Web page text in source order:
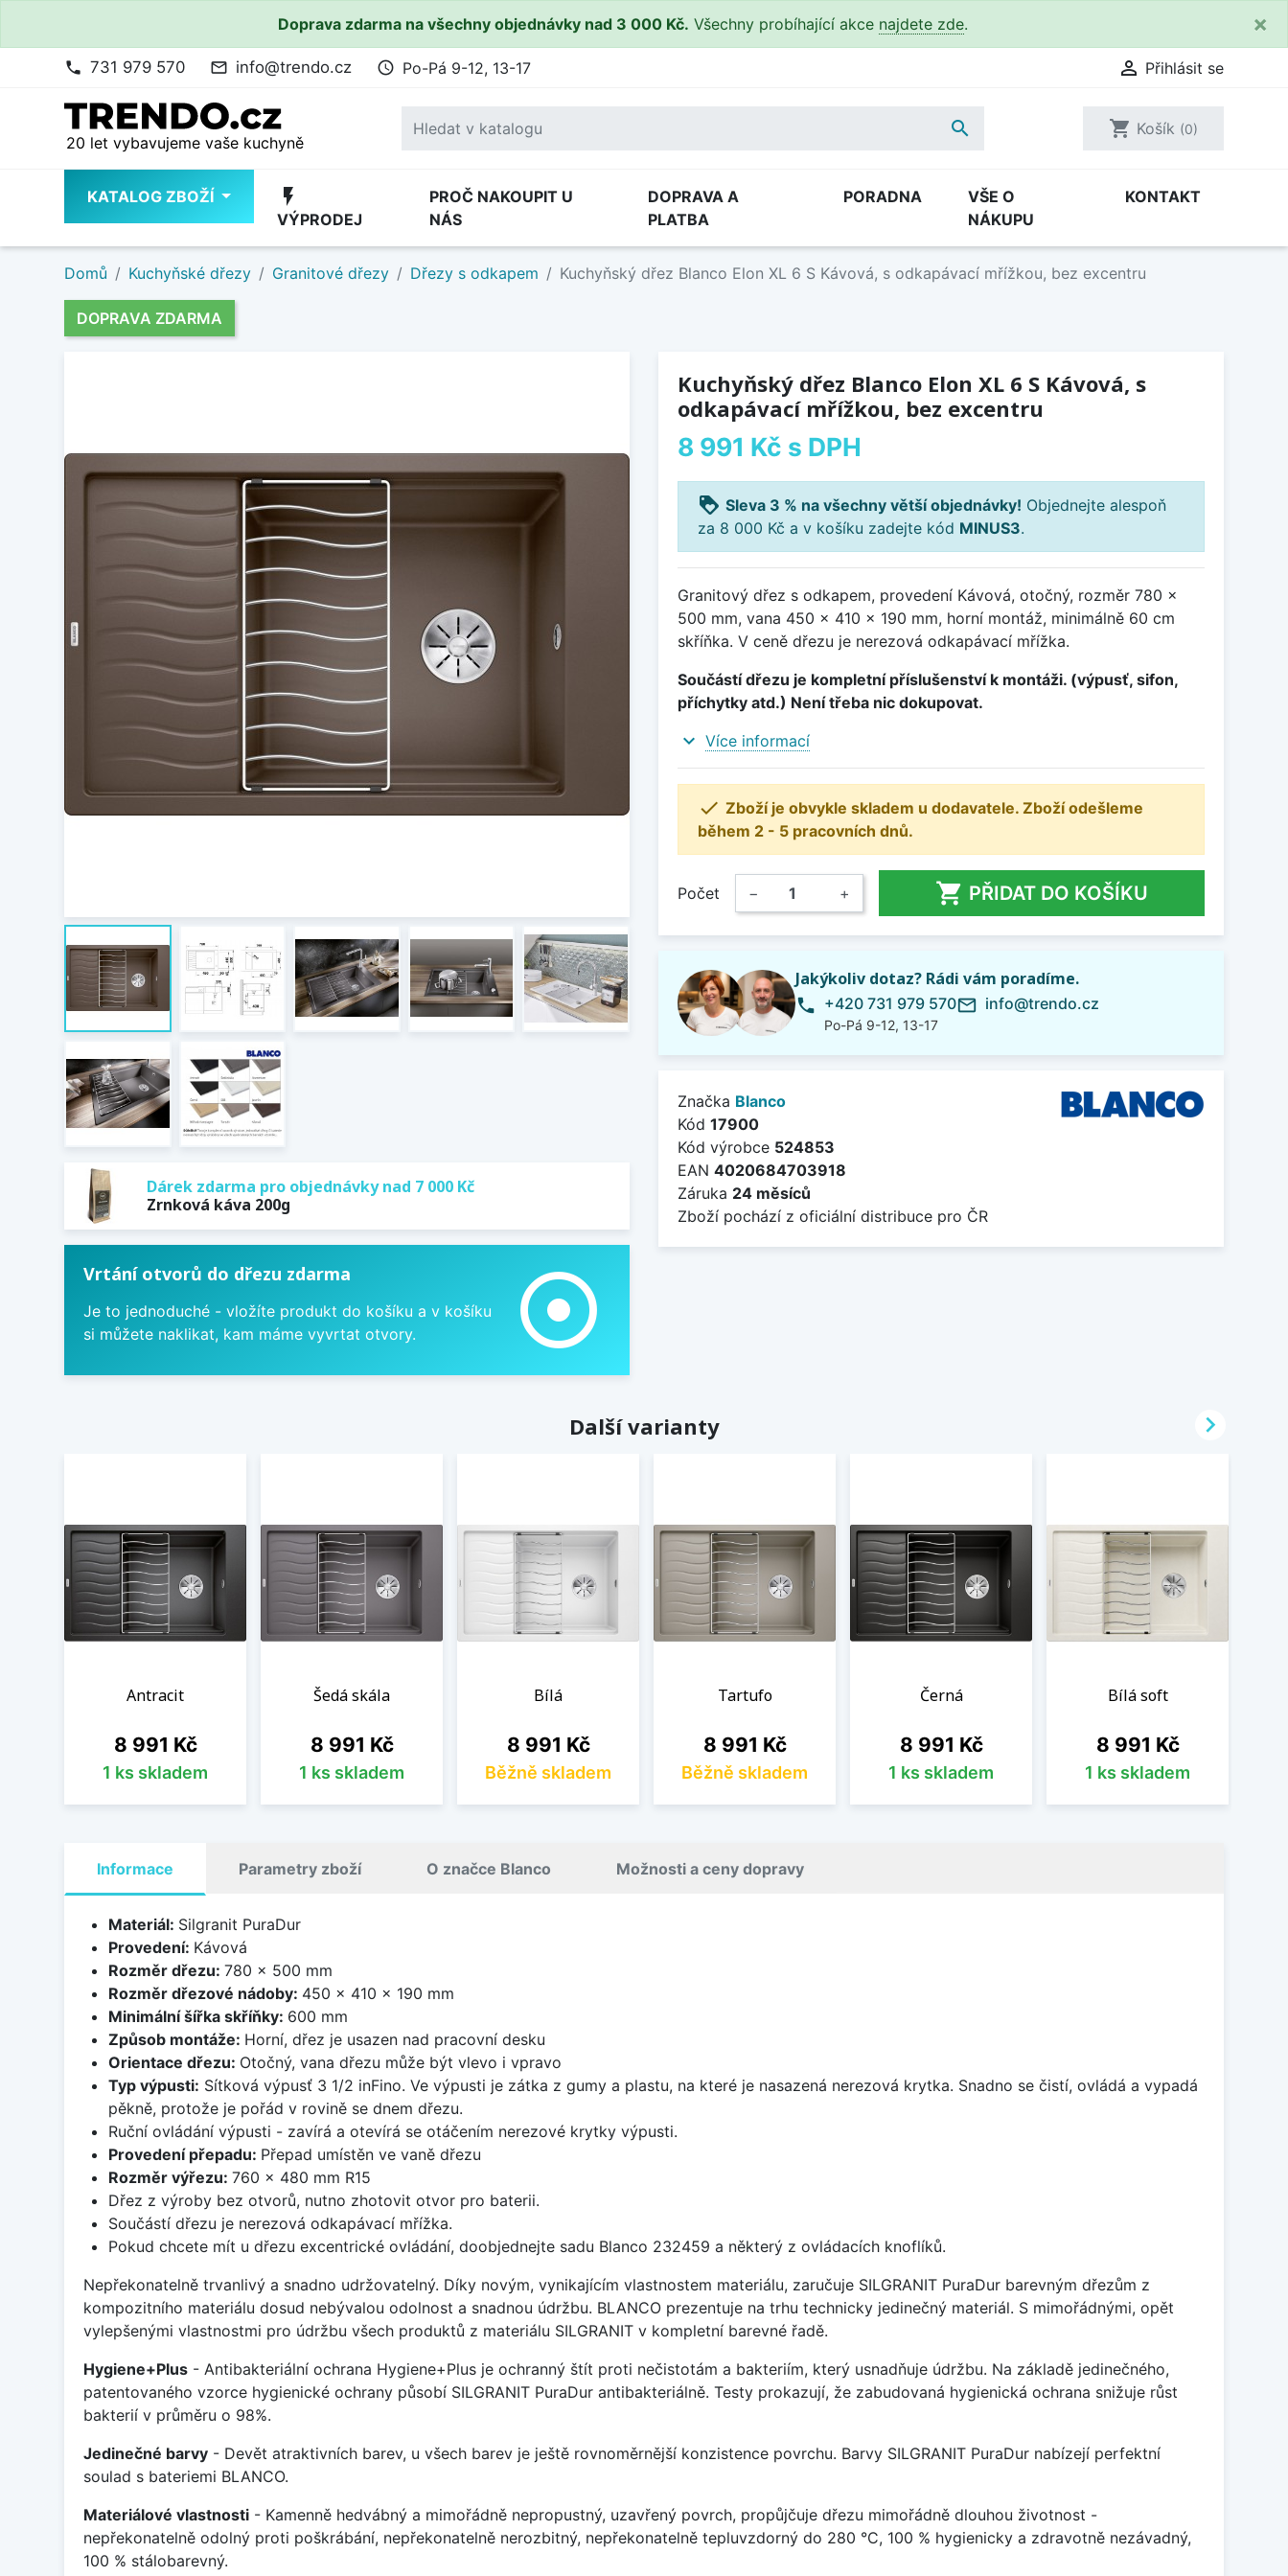
Doprava zdarma na všechny objednávky nad 3 000 Kč. Všechny probíhající akce najdete zde. ×
phone 731 979 570 mail_outline info@trendo.cz access_time Po-Pá 9-12, 13-17  Přihlásit se
20 let vybavujeme vaše kuchyně
 shopping_cart Košík (0)
KATALOG ZBOŽÍ flash_on
VÝPRODEJ
PROČ NAKOUPIT U
NÁS
DOPRAVA A
PLATBA
PORADNA
VŠE O
NÁKUPU
KONTAKT
Domů Kuchyňské dřezy Granitové dřezy Dřezy s odkapem Kuchyňský dřez Blanco Elon XL 6 S Kávová, s odkapávací mřížkou, bez excentru
DOPRAVA ZDARMA
Dárek zdarma pro objednávky nad 7 000 Kč
Zrnková káva 200g
Vrtání otvorů do dřezu zdarma
Je to jednoduché - vložíte produkt do košíku a v košíku
si můžete naklikat, kam máme vyvrtat otvory.
adjust
Kuchyňský dřez Blanco Elon XL 6 S Kávová, s
odkapávací mřížkou, bez excentru
8 991 Kč s DPH
loyalty Sleva 3 % na všechny větší objednávky! Objednejte alespoň
za 8 000 Kč a v košíku zadejte kód MINUS3.
Granitový dřez s odkapem, provedení Kávová, otočný, rozměr 780 x
500 mm, vana 450 x 410 x 190 mm, horní montáž, minimálně 60 cm
skříňka. V ceně dřezu je nerezová odkapávací mřížka.
Součástí dřezu je kompletní příslušenství k montáži. (výpusť, sifon,
příchytky atd.) Není třeba nic dokupovat.
expand_more Více informací
 Zboží je obvykle skladem u dodavatele. Zboží odešleme
během 2 - 5 pracovních dnů.
Počet − +  PŘIDAT DO KOŠÍKU
Jakýkoliv dotaz? Rádi vám poradíme.
phone +420 731 979 570
Po-Pá 9-12, 13-17
mail_outline info@trendo.cz
Značka Blanco
Kód 17900
Kód výrobce 524853
EAN 4020684703918
Záruka 24 měsíců
Zboží pochází z oficiální distribuce pro ČR
Další varianty
Antracit
Cena
8 991 Kč
1 ks skladem
Šedá skála
Cena
8 991 Kč
1 ks skladem
Bílá
Cena
8 991 Kč
Běžně skladem
Tartufo
Cena
8 991 Kč
Běžně skladem
Černá
Cena
8 991 Kč
1 ks skladem
Bílá soft
Cena
8 991 Kč
1 ks skladem

Informace Parametry zboží O značce Blanco Možnosti a ceny dopravy
Materiál: Silgranit PuraDur
Provedení: Kávová
Rozměr dřezu: 780 x 500 mm
Rozměr dřezové nádoby: 450 x 410 x 190 mm
Minimální šířka skříňky: 600 mm
Způsob montáže: Horní, dřez je usazen nad pracovní desku
Orientace dřezu: Otočný, vana dřezu může být vlevo i vpravo
Typ výpusti: Sítková výpusť 3 1/2 inFino. Ve výpusti je zátka z gumy a plastu, na které je nasazená nerezová krytka. Snadno se čistí, ovládá a vypadá
pěkně, protože je pořád v rovině se dnem dřezu.
Ruční ovládání výpusti - zavírá a otevírá se otáčením nerezové krytky výpusti.
Provedení přepadu: Přepad umístěn ve vaně dřezu
Rozměr výřezu: 760 x 480 mm R15
Dřez z výroby bez otvorů, nutno zhotovit otvor pro baterii.
Součástí dřezu je nerezová odkapávací mřížka.
Pokud chcete mít u dřezu excentrické ovládání, doobjednejte sadu Blanco 232459 a některý z ovládacích knoflíků.
Nepřekonatelně trvanlivý a snadno udržovatelný. Díky novým, vynikajícím vlastnostem materiálu, zaručuje SILGRANIT PuraDur barevným dřezům z
kompozitního materiálu dosud nebývalou odolnost a snadnou údržbu. BLANCO prezentuje na trhu technicky jedinečný materiál. S mimořádnými, opět
vylepšenými vlastnostmi pro údržbu všech produktů z materiálu SILGRANIT v kompletní barevné řadě.
Hygiene+Plus - Antibakteriální ochrana Hygiene+Plus je ochranný štít proti nečistotám a bakteriím, který usnadňuje údržbu. Na základě jedinečného,
patentovaného vzorce hygienické ochrany působí SILGRANIT PuraDur antibakteriálně. Testy prokazují, že zabudovaná hygienická ochrana snižuje růst
bakterií v průměru o 98%.
Jedinečné barvy - Devět atraktivních barev, u všech barev je ještě rovnoměrnější konzistence povrchu. Barvy SILGRANIT PuraDur nabízejí perfektní
soulad s bateriemi BLANCO.
Materiálové vlastnosti - Kamenně hedvábný a mimořádně nepropustný, uzavřený povrch, propůjčuje dřezu mimořádně dlouhou životnost -
nepřekonatelně odolný proti poškrábání, nepřekonatelně nerozbitný, nepřekonatelně tepluvzdorný do 280 °C, 100 % hygienicky a zdravotně nezávadný,
100 % stálobarevný.